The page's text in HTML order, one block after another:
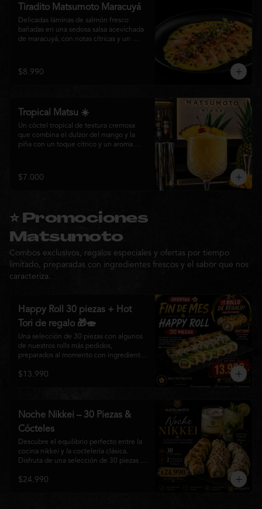
Tiradito Matsumoto Maracuyá
Delicadas láminas de salmón fresco
bañadas en una sedosa salsa acevichada
de maracuyá, con notas cítricas y un
de ají rojo, aceite de cilantro, brotes
frescos y pimienta recién molida. Un
$8.990
Tropical Matsu ☀️
Un cóctel tropical de textura cremosa
que combina el dulzor del mango y la
piña con un toque cítrico y un aroma
nikkei de Matsumoto.
$7.000
⭐ Promociones
Matsumoto
Combos exclusivos, regalos especiales y ofertas por tiempo
limitado, preparadas con ingredientes frescos y el sabor que nos
caracteriza.
Happy Roll 30 piezas + Hot
Tori de regalo 🎁🍣
Una selección de 30 piezas con algunos
de nuestros rolls más pedidos,
preparados al momento con ingredientes
Matsumoto Nikkei. Una promoción
Incluye un Hot Tori de regalo (10 piezas):
crema y cebollín, frito en panko hasta
obtener un dorado perfecto y una
textura irresistible.
$13.990
Noche Nikkei – 30 Piezas &
Cócteles
Descubre el equilibrio perfecto entre la
cocina nikkei y la coctelería clásica.
Disfruta de una selección de 30 piezas
frescos, acompañadas de 2 Pisco Sour o
$24.990